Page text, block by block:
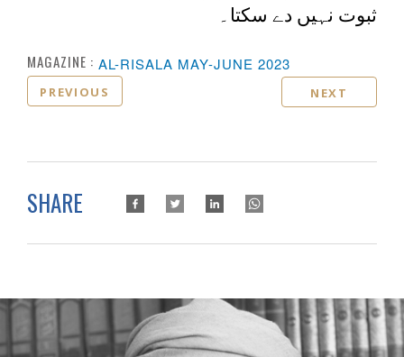
ثبوت نہیں دے سکتا۔
MAGAZINE : AL-RISALA MAY-JUNE 2023
PREVIOUS NEXT
SHARE